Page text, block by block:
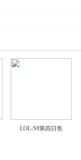
LOL-S9第四日焦